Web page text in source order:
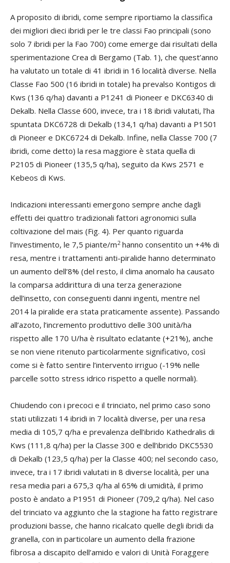
A proposito di ibridi, come sempre riportiamo la classifica
dei migliori dieci ibridi per le tre classi Fao principali (sono
solo 7 ibridi per la Fao 700) come emerge dai risultati della
sperimentazione Crea di Bergamo (Tab. 1), che quest’anno
ha valutato un totale di 41 ibridi in 16 località diverse. Nella
Classe Fao 500 (16 ibridi in totale) ha prevalso Kontigos di
Kws (136 q/ha) davanti a P1241 di Pioneer e DKC6340 di
Dekalb. Nella Classe 600, invece, tra i 18 ibridi valutati, l’ha
spuntata DKC6728 di Dekalb (134,1 q/ha) davanti a P1501
di Pioneer e DKC6724 di Dekalb. Infine, nella Classe 700 (7
ibridi, come detto) la resa maggiore è stata quella di
P2105 di Pioneer (135,5 q/ha), seguito da Kws 2571 e
Kebeos di Kws.
Indicazioni interessanti emergono sempre anche dagli
effetti dei quattro tradizionali fattori agronomici sulla
coltivazione del mais (Fig. 4). Per quanto riguarda
l’investimento, le 7,5 piante/m2hanno consentito un +4% di
resa, mentre i trattamenti anti-piralide hanno determinato
un aumento dell’8% (del resto, il clima anomalo ha causato
la comparsa addirittura di una terza generazione
dell’insetto, con conseguenti danni ingenti, mentre nel
2014 la piralide era stata praticamente assente). Passando
all’azoto, l’incremento produttivo delle 300 unità/ha
rispetto alle 170 U/ha è risultato eclatante (+21%), anche
se non viene ritenuto particolarmente significativo, così
come si è fatto sentire l’intervento irriguo (-19% nelle
parcelle sotto stress idrico rispetto a quelle normali).
Chiudendo con i precoci e il trinciato, nel primo caso sono
stati utilizzati 14 ibridi in 7 località diverse, per una resa
media di 105,7 q/ha e prevalenza dell’ibrido Kathedralis di
Kws (111,8 q/ha) per la Classe 300 e dell’ibrido DKC5530
di Dekalb (123,5 q/ha) per la Classe 400; nel secondo caso,
invece, tra i 17 ibridi valutati in 8 diverse località, per una
resa media pari a 675,3 q/ha al 65% di umidità, il primo
posto è andato a P1951 di Pioneer (709,2 q/ha). Nel caso
del trinciato va aggiunto che la stagione ha fatto registrare
produzioni basse, che hanno ricalcato quelle degli ibridi da
granella, con in particolare un aumento della frazione
fibrosa a discapito dell’amido e valori di Unità Foraggere